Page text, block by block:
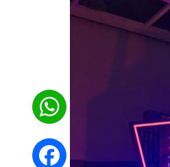
WhatsApp